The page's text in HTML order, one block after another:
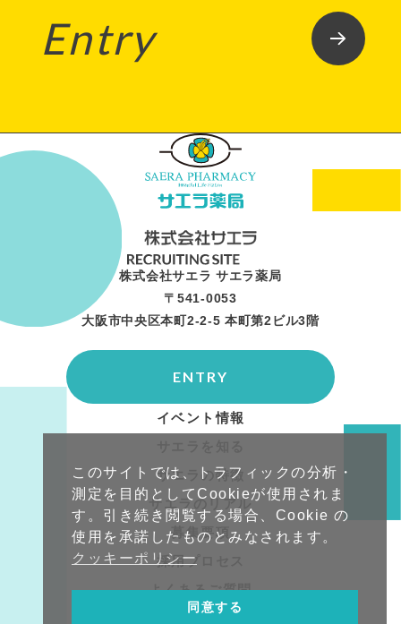
Entry
株式会社サエラ サエラ薬局
〒541-0053
大阪市中央区本町2-2-5 本町第2ビル3階
イベント情報
サエラの特徴
サエラのリアル
募集要項
採用プロセス
よくあるご質問
ENTRY
企業サイトへ
このサイトでは、トラフィックの分析・
測定を目的としてCookieが使用されま
す。引き続き閲覧する場合、Cookie の
使用を承諾したものとみなされます。
クッキーポリシー
同意する